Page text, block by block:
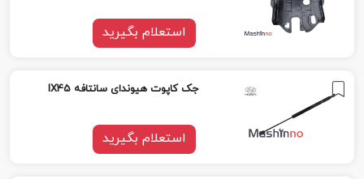
استعلام بگیرید
جک کاپوت هیوندای سانتافه IX45
استعلام بگیرید